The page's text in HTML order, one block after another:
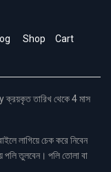
Shop Cart
তারিখ থেকে 4 মাস
লাগিয়ে চেক করে নিবেন
পলি তুলবেন। পলি তোলা বা